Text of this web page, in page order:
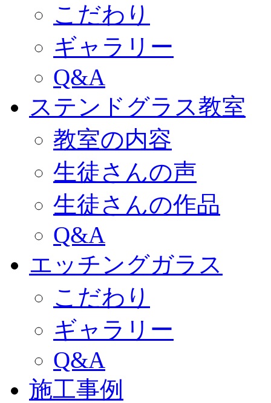
こだわり
ギャラリー
Q&A
ステンドグラス教室
教室の内容
生徒さんの声
生徒さんの作品
Q&A
エッチングガラス
こだわり
ギャラリー
Q&A
施工事例